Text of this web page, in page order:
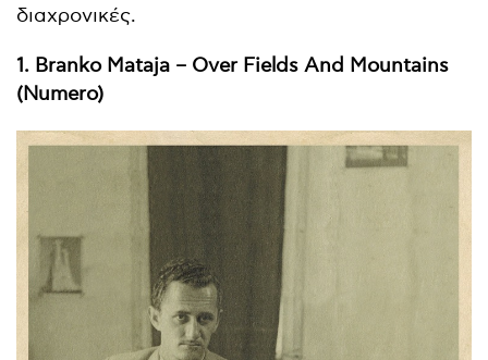
διαχρονικές.
1. Branko Mataja – Over Fields And Mountains
(Numero)